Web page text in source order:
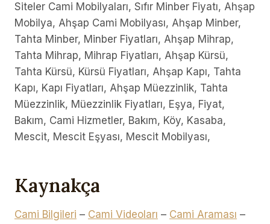
Siteler Cami Mobilyaları, Sıfır Minber Fiyatı, Ahşap
Mobilya, Ahşap Cami Mobilyası, Ahşap Minber,
Tahta Minber, Minber Fiyatları, Ahşap Mihrap,
Tahta Mihrap, Mihrap Fiyatları, Ahşap Kürsü,
Tahta Kürsü, Kürsü Fiyatları, Ahşap Kapı, Tahta
Kapı, Kapı Fiyatları, Ahşap Müezzinlik, Tahta
Müezzinlik, Müezzinlik Fiyatları, Eşya, Fiyat,
Bakım, Cami Hizmetler, Bakım, Köy, Kasaba,
Mescit, Mescit Eşyası, Mescit Mobilyası,
Kaynakça
Cami Bilgileri – Cami Videoları – Cami Araması –